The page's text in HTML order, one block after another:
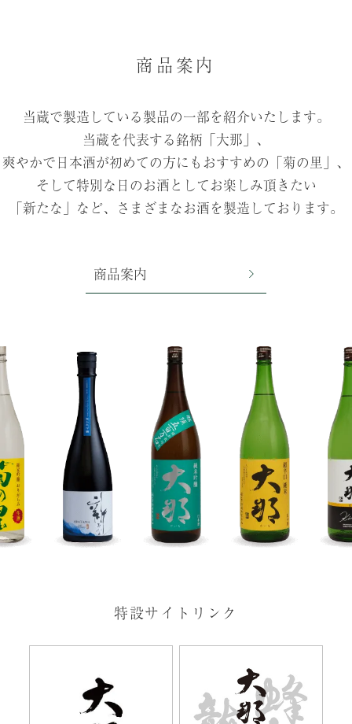
商品案内
当蔵で製造している製品の一部を紹介いたします。
当蔵を代表する銘柄「大那」、
爽やかで日本酒が初めての方にもおすすめの「菊の里」、
そして特別な日のお酒としてお楽しみ頂きたい
「新たな」など、さまざまなお酒を製造しております。
商品案内
特設サイトリンク